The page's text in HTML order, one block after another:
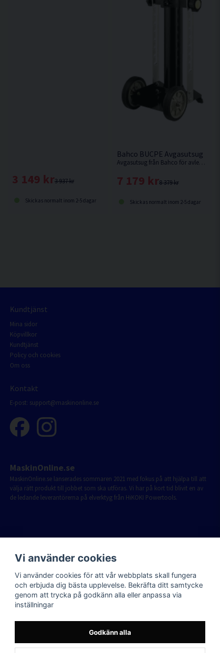
3 937 kr
3 149 kr
Skickas normalt inom 2-5 dagar
Bahco BUCPE Avgasutsug
Avgasutsug från Bahco för avleda ångor från verkstaden
8 379 kr
7 179 kr
Skickas normalt inom 2-5 dagar
Kundtjänst
Mina sidor
Köpvillkor
Kundtjänst
Policy och cookies
Om oss
Kontakt
E-post: support@maskinonline.se
MaskinOnline.se
MaskinOnline.se lanserades sommaren 2021 med fokus på att hjälpa till att
välja rätt produkt till jobbet som ska utföras. Vi har på kort tid blivit en av
de ledande leverantörerna på elverktyg från HiKOKI Powertools.
Vi använder cookies
Vi använder cookies för att vår webbplats skall fungera
och erbjuda dig bästa upplevelse. Bekräfta ditt samtycke
genom att trycka på godkänn alla eller anpassa via
inställningar
Godkänn alla